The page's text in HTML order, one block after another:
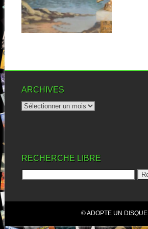
forcément grand-chose pour
créer l’évènement....
▶
ARCHIVES
RECHERCHE LIBRE
© ADOPTE UN DISQUE